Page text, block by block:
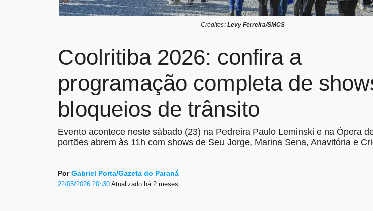
Créditos: Levy Ferreira/SMCS
Coolritiba 2026: confira a
programação completa de
bloqueios de trânsito
Evento acontece neste sábado (23) na Pedreira Paulo Leminski e na Ópera
portões abrem às 11h com shows de Seu Jorge, Marina Sena, Anavitória e
PorGabriel Porta/Gazeta do Paraná
22/05/2026 20h30Atualizado há 2 meses